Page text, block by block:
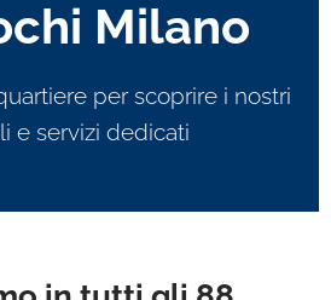
Milano
per scoprire i nostri
e servizi dedicati